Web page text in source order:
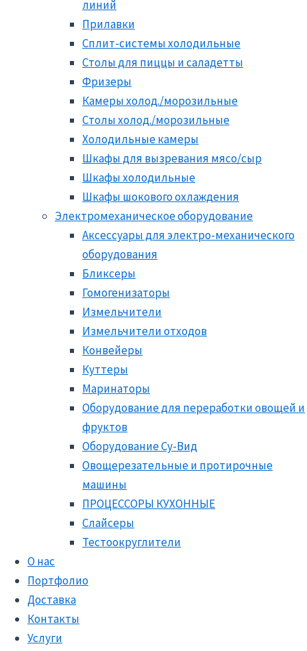
линий
Прилавки
Сплит-системы холодильные
Столы для пиццы и саладетты
Фризеры
Камеры холод./морозильные
Столы холод./морозильные
Холодильные камеры
Шкафы для вызревания мясо/сыр
Шкафы холодильные
Шкафы шокового охлаждения
Электромеханическое оборудование
Аксессуары для электро-механического
оборудования
Бликсеры
Гомогенизаторы
Измельчители
Измельчители отходов
Конвейеры
Куттеры
Маринаторы
Оборудование для переработки овощей и
фруктов
Оборудование Су-Вид
Овощерезательные и протирочные
машины
ПРОЦЕССОРЫ КУХОННЫЕ
Слайсеры
Тестоокруглители
О нас
Портфолио
Доставка
Контакты
Услуги